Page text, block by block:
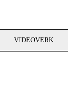
VIDEOVERK